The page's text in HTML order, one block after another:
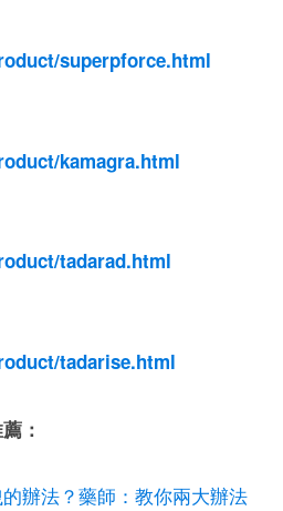
superpforce.html
kamagra.html
tadarad.html
tadarise.html
：
辦法？藥師：教你兩大辦法